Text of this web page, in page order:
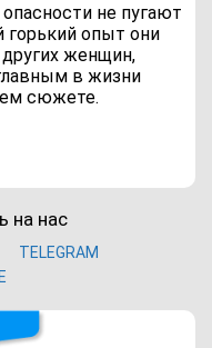
не пугают
горький опыт они
женщин,
в жизни
сюжете.
на нас
TELEGRAM